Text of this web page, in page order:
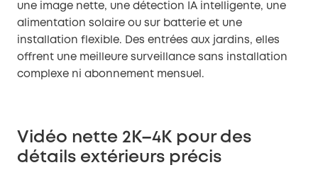
une image nette, une détection IA intelligente, une
alimentation solaire ou sur batterie et une
installation flexible. Des entrées aux jardins, elles
offrent une meilleure surveillance sans installation
complexe ni abonnement mensuel.
Vidéo nette 2K–4K pour des
détails extérieurs précis